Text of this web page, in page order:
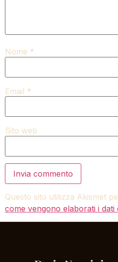
Nome *
Email *
Sito web
Questo sito utilizza Akismet
come vengono elaborati i dati